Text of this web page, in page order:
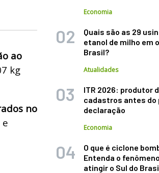
ao
kg
no
Economia
Quais são as 29
etanol de milho em
Brasil?
Atualidades
ITR 2026: produtor
cadastros antes do
declaração
Economia
O que é ciclone
Entenda o
atingir o Sul do